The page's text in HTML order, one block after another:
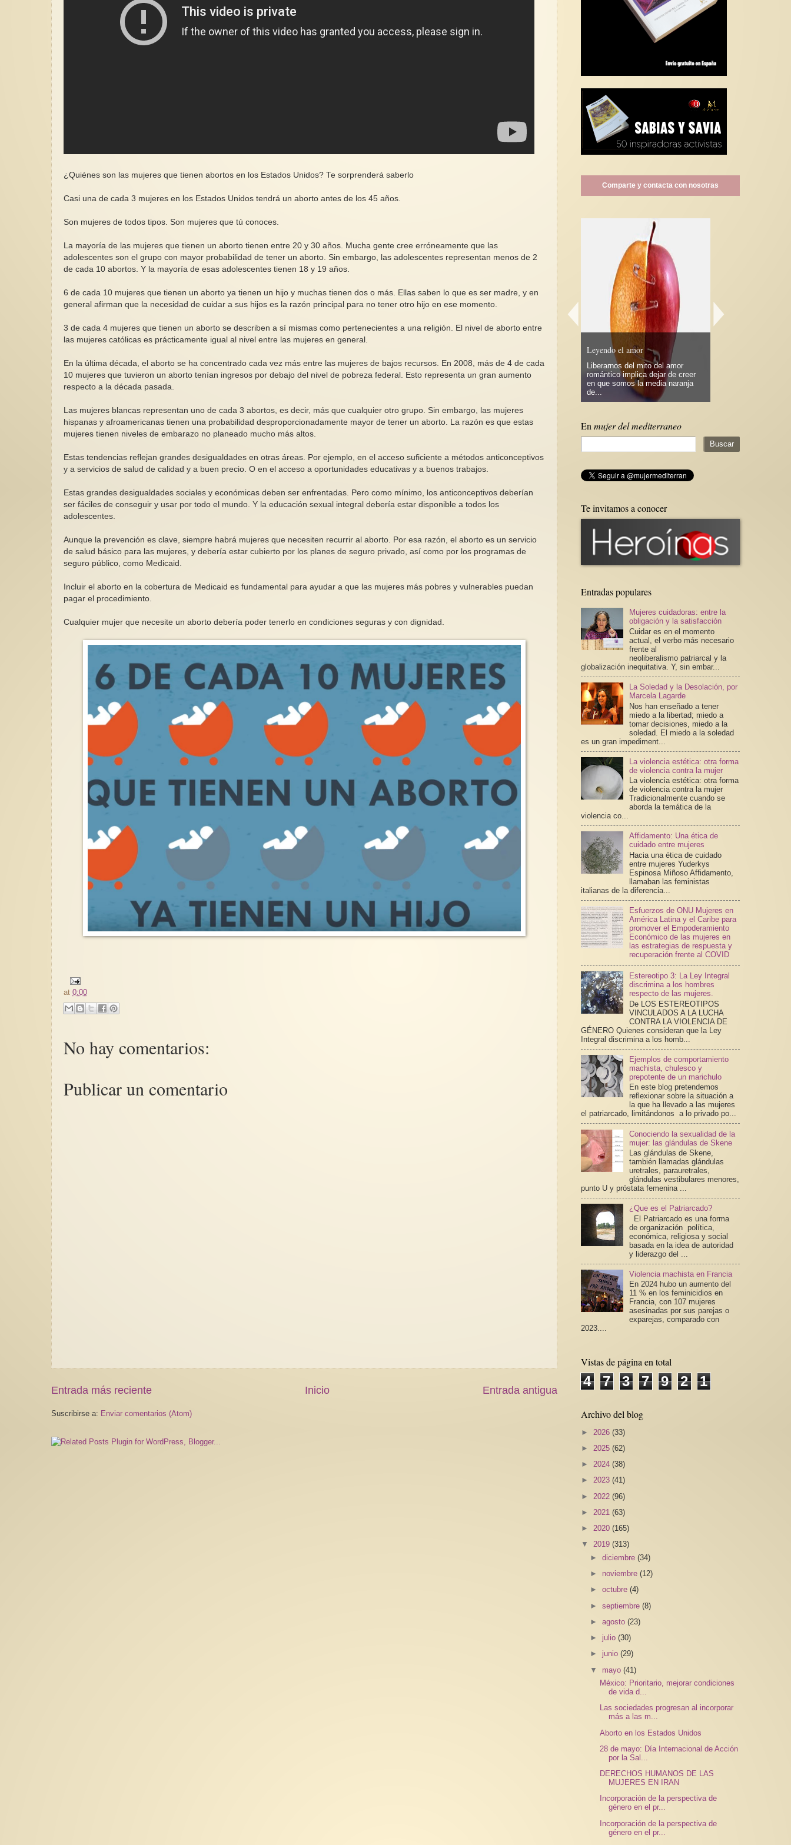
¿Quiénes son las mujeres que tienen abortos en los Estados Unidos? Te sorprenderá saberlo
Casi una de cada 3 mujeres en los Estados Unidos tendrá un aborto antes de los 45 años.
Son mujeres de todos tipos. Son mujeres que tú conoces.
La mayoría de las mujeres que tienen un aborto tienen entre 20 y 30 años. Mucha gente cree erróneamente que las
adolescentes son el grupo con mayor probabilidad de tener un aborto. Sin embargo, las adolescentes representan menos de 2
de cada 10 abortos. Y la mayoría de esas adolescentes tienen 18 y 19 años.
6 de cada 10 mujeres que tienen un aborto ya tienen un hijo y muchas tienen dos o más. Ellas saben lo que es ser madre, y en
general afirman que la necesidad de cuidar a sus hijos es la razón principal para no tener otro hijo en ese momento.
3 de cada 4 mujeres que tienen un aborto se describen a sí mismas como pertenecientes a una religión. El nivel de aborto entre
las mujeres católicas es prácticamente igual al nivel entre las mujeres en general.
En la última década, el aborto se ha concentrado cada vez más entre las mujeres de bajos recursos. En 2008, más de 4 de cada
10 mujeres que tuvieron un aborto tenían ingresos por debajo del nivel de pobreza federal. Esto representa un gran aumento
respecto a la década pasada.
Las mujeres blancas representan uno de cada 3 abortos, es decir, más que cualquier otro grupo. Sin embargo, las mujeres
hispanas y afroamericanas tienen una probabilidad desproporcionadamente mayor de tener un aborto. La razón es que estas
mujeres tienen niveles de embarazo no planeado mucho más altos.
Estas tendencias reflejan grandes desigualdades en otras áreas. Por ejemplo, en el acceso suficiente a métodos anticonceptivos
y a servicios de salud de calidad y a buen precio. O en el acceso a oportunidades educativas y a buenos trabajos.
Estas grandes desigualdades sociales y económicas deben ser enfrentadas. Pero como mínimo, los anticonceptivos deberían
ser fáciles de conseguir y usar por todo el mundo. Y la educación sexual integral debería estar disponible a todos los
adolescentes.
Aunque la prevención es clave, siempre habrá mujeres que necesiten recurrir al aborto. Por esa razón, el aborto es un servicio
de salud básico para las mujeres, y debería estar cubierto por los planes de seguro privado, así como por los programas de
seguro público, como Medicaid.
Incluir el aborto en la cobertura de Medicaid es fundamental para ayudar a que las mujeres más pobres y vulnerables puedan
pagar el procedimiento.
Cualquier mujer que necesite un aborto debería poder tenerlo en condiciones seguras y con dignidad.
at0:00
No hay comentarios:
Publicar un comentario
Entrada más reciente Entrada antigua
Inicio
Suscribirse a: Enviar comentarios (Atom)
Comparte y contacta con nosotras
MARCHA ESTATAL POR LAS
REIVINDICACIONES DE LA
EDUCACIÓN DE 0 A 3 AÑOS
SÁBADO 23 de MAYO 2026, 12
alternativa justa a la austeridad
El estudio publicado por la CSI
muestra que invirtiendo en la
economía de cuidados apenas
Leyendo el amor
Liberarnos del mito del amor
romántico implica dejar de creer
en que somos la media naranja
de...
En mujer del mediterraneo
Te invitamos a conocer
Entradas populares
Mujeres cuidadoras: entre la
obligación y la satisfacción
Cuidar es en el momento
actual, el verbo más necesario
frente al
neoliberalismo patriarcal y la
globalización inequitativa. Y, sin embar...
La Soledad y la Desolación, por
Marcela Lagarde
Nos han enseñado a tener
miedo a la libertad; miedo a
tomar decisiones, miedo a la
soledad. El miedo a la soledad
es un gran impediment...
La violencia estética: otra forma
de violencia contra la mujer
La violencia estética: otra forma
de violencia contra la mujer
Tradicionalmente cuando se
aborda la temática de la
violencia co...
Affidamento: Una ética de
cuidado entre mujeres
Hacia una ética de cuidado
entre mujeres Yuderkys
Espinosa Miñoso Affidamento,
llamaban las feministas
italianas de la diferencia...
Esfuerzos de ONU Mujeres en
América Latina y el Caribe para
promover el Empoderamiento
Económico de las mujeres en
las estrategias de respuesta y
recuperación frente al COVID
Estereotipo 3: La Ley Integral
discrimina a los hombres
respecto de las mujeres.
De LOS ESTEREOTIPOS
VINCULADOS A LA LUCHA
CONTRA LA VIOLENCIA DE
GÉNERO Quienes consideran que la Ley
Integral discrimina a los homb...
Ejemplos de comportamiento
machista, chulesco y
prepotente de un marichulo
En este blog pretendemos
reflexionar sobre la situación a
la que ha llevado a las mujeres
el patriarcado, limitándonos a lo privado po...
Conociendo la sexualidad de la
mujer: las glándulas de Skene
Las glándulas de Skene,
también llamadas glándulas
uretrales, parauretrales,
glándulas vestibulares menores,
punto U y próstata femenina ...
¿Que es el Patriarcado?
El Patriarcado es una forma
de organización política,
económica, religiosa y social
basada en la idea de autoridad
y liderazgo del ...
Violencia machista en Francia
En 2024 hubo un aumento del
11 % en los feminicidios en
Francia, con 107 mujeres
asesinadas por sus parejas o
exparejas, comparado con
2023....
Vistas de página en total
4 7 3 7 9 2 1
Archivo del blog
► 2026 (33)
► 2025 (62)
► 2024 (38)
► 2023 (41)
► 2022 (96)
► 2021 (63)
► 2020 (165)
▼ 2019 (313)
►diciembre(34)
► noviembre(12)
►octubre(4)
►septiembre(8)
►agosto(23)
► julio(30)
► junio(29)
▼ mayo(41)
México: Prioritario, mejorar condiciones
de vida d...
Las sociedades progresan al incorporar
más a las m...
Aborto en los Estados Unidos
28 de mayo: Día Internacional de Acción
por la Sal...
DERECHOS HUMANOS DE LAS
MUJERES EN IRAN
Incorporación de la perspectiva de
género en el pr...
Incorporación de la perspectiva de
género en el pr...